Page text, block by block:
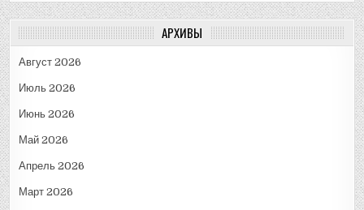
АРХИВЫ
Август 2026
Июль 2026
Июнь 2026
Май 2026
Апрель 2026
Март 2026